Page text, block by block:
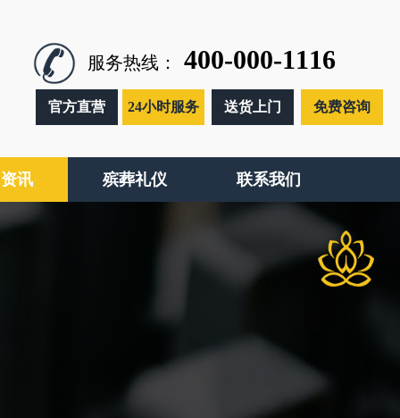
服务热线： 400-000-1116
官方直营 24小时服务 送货上门 免费咨询
讯 殡葬礼仪 联系我们